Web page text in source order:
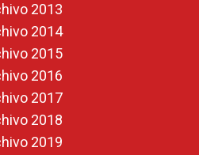
2013
2014
2015
2016
2017
2018
2019